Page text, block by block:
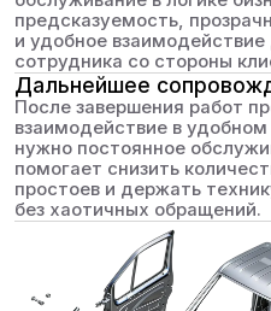
БЕСПЛАТНАЯ ЗАМЕНА
МАСЛА И ФИЛЬТРА
При покупке моторного
масла и фильтра в нашем
сервисе работа по его
замене и установке
масляного фильтра 0 ₽
ПОДГОТОВКА КОНДИЦИОНЕРА